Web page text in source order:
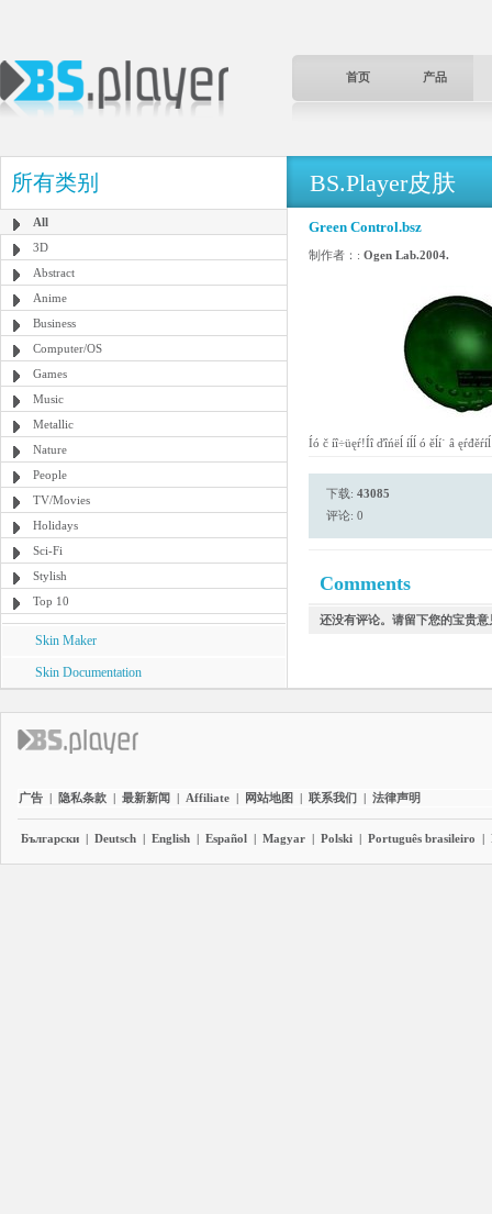
首页 产品
所有类别
All
3D
Abstract
Anime
Business
Computer/OS
Games
Music
Metallic
Nature
People
TV/Movies
Holidays
Sci-Fi
Stylish
Top 10
Skin Maker
Skin Documentation
BS.Player皮肤
Green Control.bsz
制作者：: Ogen Lab.2004.
Íó č íî÷üęŕ!Íî ďîńëĺ íĺĺ ó ěĺí˙ â ęŕđěŕíĺ
下载: 43085
评论: 0
Comments
还没有评论。请留下您的宝贵意
广告 | 隐私条款 | 最新新闻 | Affiliate | 网站地图 | 联系我们 | 法律声明
Български | Deutsch | English | Español | Magyar | Polski | Português brasileiro |